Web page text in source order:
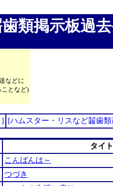
類掲示板過
などに
となど)
] [ハムスター・リスなど齧歯
タイ
こんばんは～
つづき